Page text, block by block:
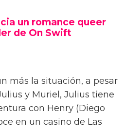
un romance queer
de On Swift
más la situación, a pesar
y Muriel, Julius tiene
con Henry (Diego
en un casino de Las